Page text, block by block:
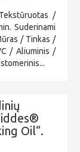
/
Suderinami
/ Tinkas /
/ Aliuminis /
Oil“.